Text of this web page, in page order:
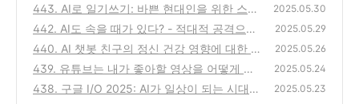
443. AI로 일기쓰기: 바쁜 현대인을 위한 스마
트 글쓰기 활용 팁
(0)
2025.05.30
442. AI도 속을 때가 있다? - 적대적 공격으로
인공지능 속이기
(0)
2025.05.29
440. AI 챗봇 친구의 정신 건강 영향에 대한 논
란
(0)
2025.05.26
439. 유튜브는 내가 좋아할 영상을 어떻게 알
까? - AI 추천 시스템의 비밀
(0)
2025.05.24
438. 구글 I/O 2025: AI가 일상이 되는 시대를
2025.05.23